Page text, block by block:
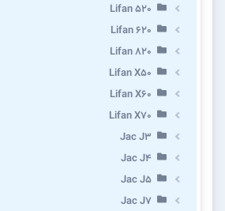
Lifan 520
Lifan 620
Lifan 820
Lifan X50
Lifan X60
Lifan X70
Jac J3
Jac J4
Jac J5
Jac J7